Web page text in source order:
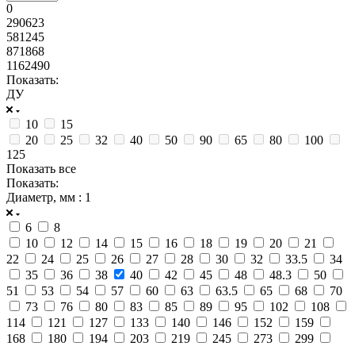
0
290623
581245
871868
1162490
Показать:
ДУ
10
15
20
25 32 40 50 90 65 80
100
125
Показать все
Показать:
Диаметр, мм : 1
6
8
10
12 14 15 16 18 19 20
21
22
24 25 26 27 28 30 32 33.5
34
35
36 38 40 42 45 48 48.3
50
51
53 54 57 60 63 63.5 65 68
70
73
76 80 83 85 89 95 102
108
114
121 127 133 140 146 152
159
168
180 194 203 219 245 273
299